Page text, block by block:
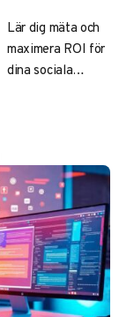
Lär dig mäta och
maximera ROI för
dina sociala
– få ut mer av din
investering.